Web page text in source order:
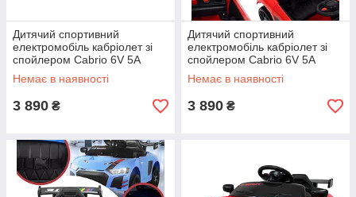
Дитячий спортивний
електромобіль кабріолет зі
спойлером Cabrio 6V 5A
(пульт, LED-фари, музика,
педаль газу), Синій
Немає в наявності
3 890 ₴
Дитячий спортивний
електромобіль кабріолет зі
спойлером Cabrio 6V 5A
(пульт, LED-фари, музика,
педаль газу), Червоний
Немає в наявності
3 890 ₴